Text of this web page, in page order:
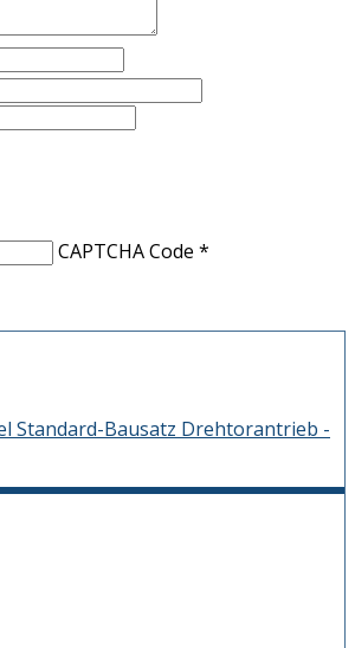
CAPTCHA Code *